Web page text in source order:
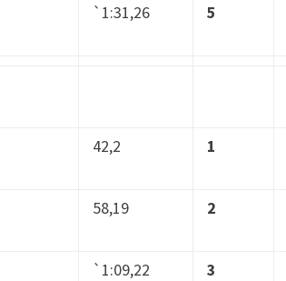
`1:31,26 5
42,2 1
58,19 2
`1:09,22 3